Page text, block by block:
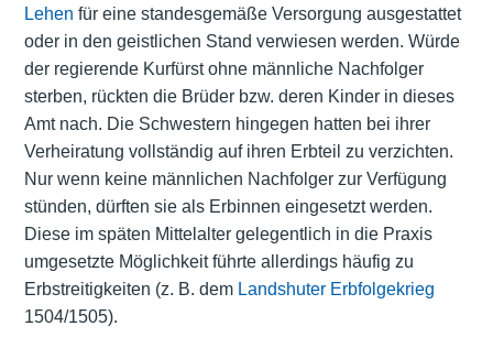
Lehen für eine standesgemäße Versorgung ausgestattet
oder in den geistlichen Stand verwiesen werden. Würde
der regierende Kurfürst ohne männliche Nachfolger
sterben, rückten die Brüder bzw. deren Kinder in dieses
Amt nach. Die Schwestern hingegen hatten bei ihrer
Verheiratung vollständig auf ihren Erbteil zu verzichten.
Nur wenn keine männlichen Nachfolger zur Verfügung
stünden, dürften sie als Erbinnen eingesetzt werden.
Diese im späten Mittelalter gelegentlich in die Praxis
umgesetzte Möglichkeit führte allerdings häufig zu
Erbstreitigkeiten (z. B. dem Landshuter Erbfolgekrieg
1504/1505).